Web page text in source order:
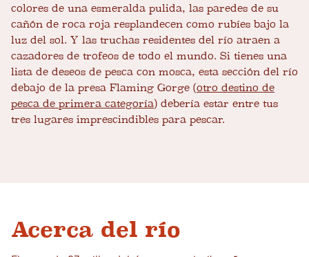
colores de una esmeralda pulida, las paredes de su
cañón de roca roja resplandecen como rubíes bajo la
luz del sol. Y las truchas residentes del río atraen a
cazadores de trofeos de todo el mundo. Si tienes una
lista de deseos de pesca con mosca, esta sección del río
debajo de la presa Flaming Gorge (otro destino de
pesca de primera categoría) debería estar entre tus
tres lugares imprescindibles para pescar.
Acerca del río